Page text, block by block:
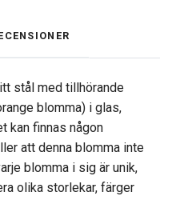
stål med tillhörande
blomma) i glas,
kan finnas någon
att denna blomma inte
blomma i sig är unik,
olika storlekar, färger